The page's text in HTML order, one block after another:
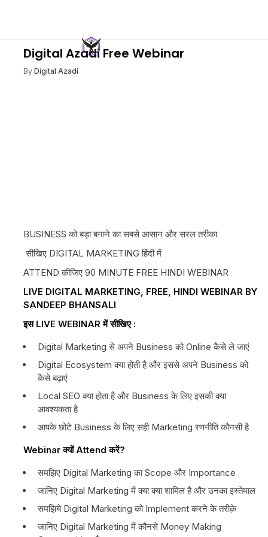
Digital Azadi Free Webinar
By Digital Azadi
BUSINESS को बड़ा बनाने का सबसे आसान और सरल तरीका
सीखिए DIGITAL MARKETING हिंदी में
ATTEND कीजिए 90 MINUTE FREE HINDI WEBINAR
LIVE DIGITAL MARKETING, FREE, HINDI WEBINAR BY
SANDEEP BHANSALI
इस LIVE WEBINAR में सीखिए :
Digital Marketing से अपने Business को Online कैसे ले जाएं
Digital Ecosystem क्या होती है और इससे अपने Business को
कैसे बढ़ाएं
Local SEO क्या होता है और Business के लिए इसकी क्या
आवश्यकता है
आपके छोटे Business के लिए सही Marketing रणनीति कौनसी है
Webinar क्यों Attend करें?
समझिए Digital Marketing का Scope और Importance
जानिए Digital Marketing में क्या क्या शामिल है और उनका इस्तेमाल
समझिये Digital Marketing को Implement करने के तरीक़े
जानिए Digital Marketing में कौनसे Money Making